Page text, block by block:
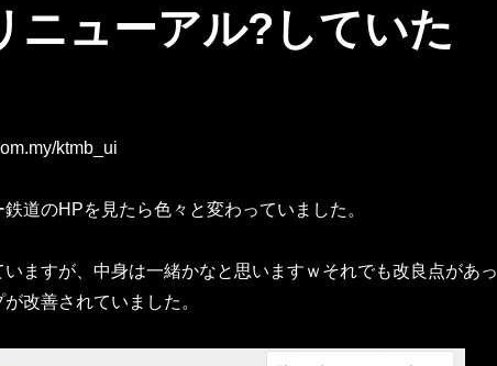
ニューアル?していた
ktmb_ui
道のHPを見たら色々と変わっていました。
いますが、中身は一緒かなと思いますｗそれでも改良点があっ
改善されていました。